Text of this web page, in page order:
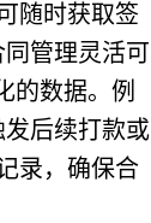
随时获取签
管理灵活可
的数据。例
后续打款或
录，确保合